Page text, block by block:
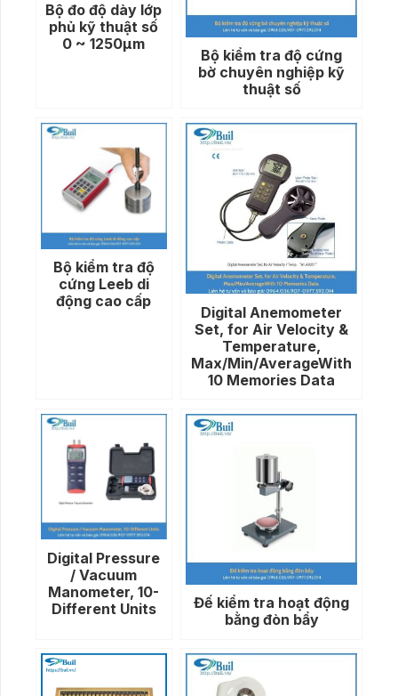
Bộ đo độ dày lớp
phủ kỹ thuật số
0 ~ 1250μm
Bộ kiểm tra độ cứng
bờ chuyên nghiệp kỹ
thuật số
Bộ kiểm tra độ
cứng Leeb di
động cao cấp
Digital Anemometer
Set, for Air Velocity &
Temperature,
Max/Min/AverageWith
10 Memories Data
Digital Pressure
/ Vacuum
Manometer, 10-
Different Units
Đế kiểm tra hoạt động
bằng đòn bẩy